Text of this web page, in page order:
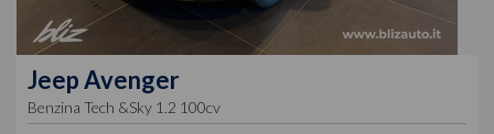
JeepAvenger
Benzina Tech &Sky 1.2 100cv